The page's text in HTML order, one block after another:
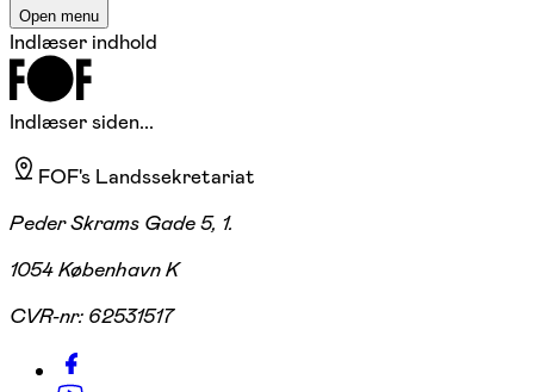
Open menu
Indlæser indhold
Indlæser siden...
FOF's Landssekretariat
Peder Skrams Gade 5, 1.
1054 København K
CVR-nr: 62531517